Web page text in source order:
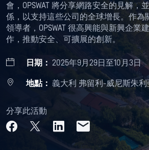
會，OPSWAT 將分享網路安全的見解，
係，以支持這些公司的全球增長。作為
領導者，OPSWAT 很高興能與新興企業
作，推動安全、可擴展的創新。
日期： 2025年9月29日至10月3日
地點： 義大利 弗留利-威尼斯朱利
分享此活動